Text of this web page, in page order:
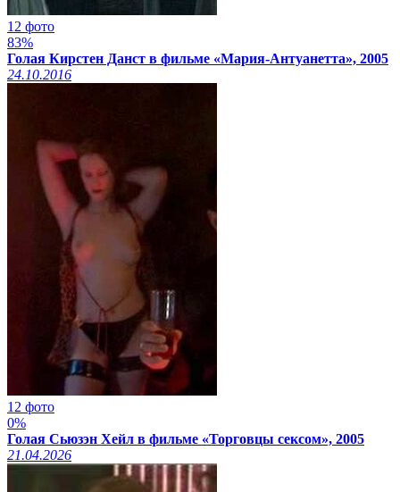
12 фото
83%
Голая Кирстен Данст в фильме «Мария-Антуанетта», 2005
24.10.2016
12 фото
0%
Голая Сьюзэн Хейл в фильме «Торговцы сексом», 2005
21.04.2026